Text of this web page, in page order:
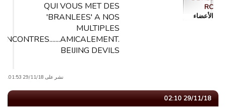
RC
الأعضاء
QUI VOUS MET DES
'BRANLEES' A NOS
MULTIPLES
BEIJING DEVILS
نشر على 29/11/18 01:53.
29/11/18 02:10